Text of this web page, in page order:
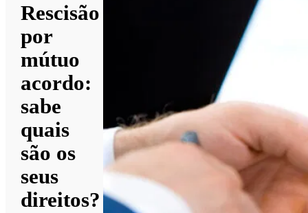
Rescisão
por
mútuo
acordo:
sabe
quais
são os
seus
direitos?